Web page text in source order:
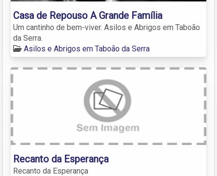
Casa de Repouso A Grande Família
Um cantinho de bem-viver. Asilos e Abrigos em Taboão
da Serra.
Asilos e Abrigos em Taboão da Serra
Recanto da Esperança
Recanto da Esperança